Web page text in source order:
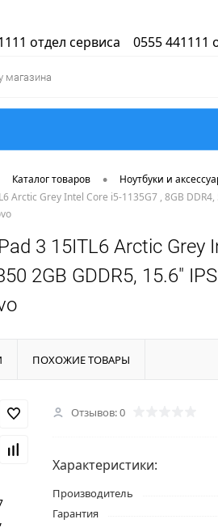
отдел сервиса 0555 441111
Каталог товаров • Ноутбуки и
Arctic Grey Intel Core i5-1135G7 , 8GB
3 15ITL6 Arctic Grey
2GB GDDR5, 15.6"
ПОХОЖИЕ ТОВАРЫ
Отзывов: 0
Характеристики:
Производитель
Гарантия